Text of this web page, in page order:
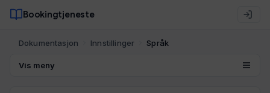
Bookingtjeneste
Dokumentasjon Innstillinger Språk
Vis meny